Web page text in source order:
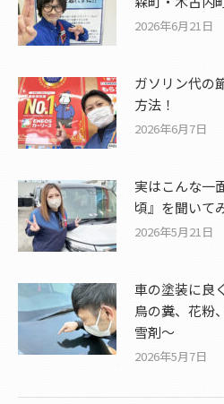
2026年6月21日
ガソリン代の
方法！
2026年6月7日
実はこんな一
頃』を聞いて
2026年5月21日
車の塗装に良
鳥の糞、花粉
雪剤～
2026年5月7日